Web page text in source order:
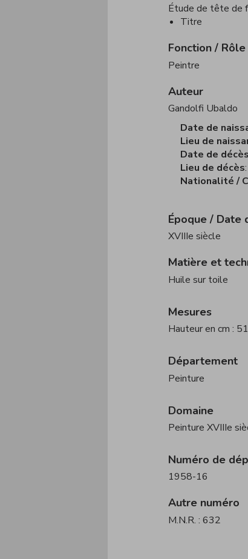
Étude de tête de
Titre
Fonction /
Peintre
Auteur
Gandolfi Ubaldo
Date de
Lieu de
Date de décès
Lieu de décès
Nationalité /
Époque / Date
XVIIIe siècle
Matière et
Huile sur toile
Mesures
Hauteur en cm :
Département
Peinture
Domaine
Peinture XVIIIe
Numéro de
1958-16
Autre numéro
M.N.R. : 632